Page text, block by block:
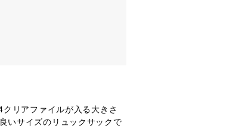
リアファイルが入る大きさ
いサイズのリュックサックで